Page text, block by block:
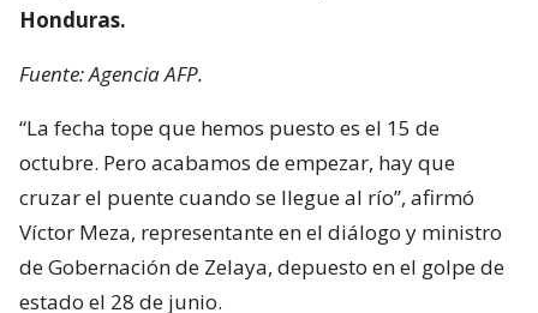
Honduras.
Fuente: Agencia AFP.
“La fecha tope que hemos puesto es el 15 de
octubre. Pero acabamos de empezar, hay que
cruzar el puente cuando se llegue al río”, afirmó
Víctor Meza, representante en el diálogo y ministro
de Gobernación de Zelaya, depuesto en el golpe de
estado el 28 de junio.